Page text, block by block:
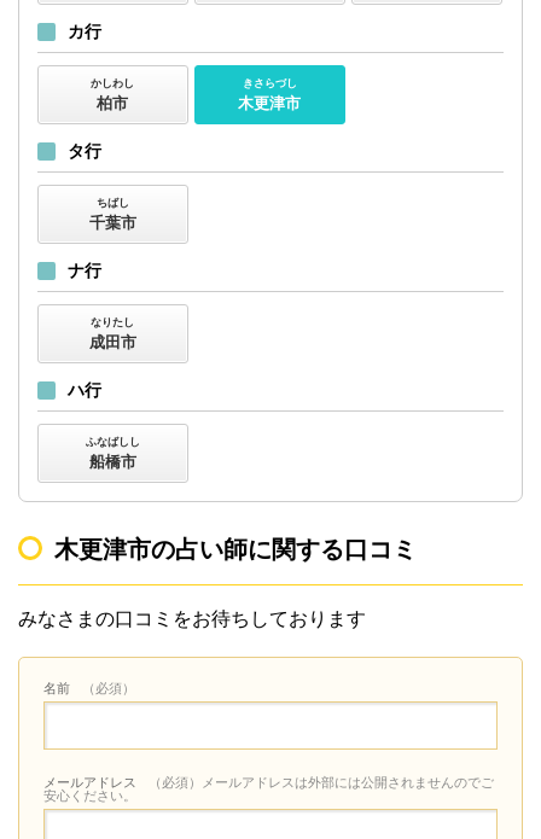
カ行
かしわし
柏市
きさらづし
木更津市
タ行
ちばし
千葉市
ナ行
なりたし
成田市
ハ行
ふなばしし
船橋市
木更津市の占い師に関する口コミ
みなさまの口コミをお待ちしております
名前 （必須）
メールアドレス
（必須）メールアドレスは外部には公開されませんのでご
安心ください。